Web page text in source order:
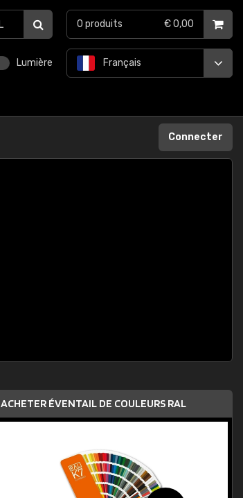
Lumière Français
0 produits € 0,00
Connecter
ACHETER ÉVENTAIL DE COULEURS RAL